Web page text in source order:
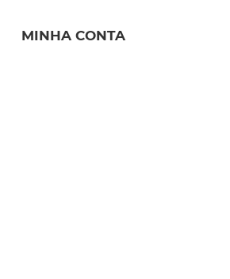
MINHA CONTA